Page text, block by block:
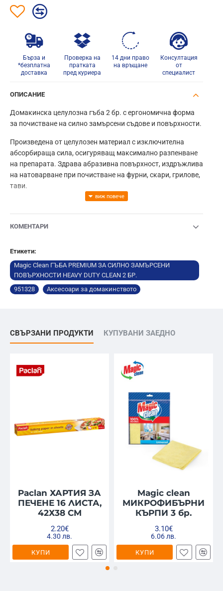
Бърза и
*безплатна
доставка
Проверка на
пратката
пред куриера
14 дни право
на връщане
Консултация
от
специалист
ОПИСАНИЕ
Домакинска целулозна гъба 2 бр. с ергономична форма
за почистване на силно замърсени съдове и повърхности.
Произведена от целулозен материал с изключителна
абсорбираща сила, осигуряващ максимално разпенване
на препарата. Здрава абразивна повърхност, издръжлива
на натоварване при почистване на фурни, скари, грилове,
тави.
КОМЕНТАРИ
Етикети:
Magic Clean ГЪБА PREMIUM ЗА СИЛНО ЗАМЪРСЕНИ
ПОВЪРХНОСТИ HEAVY DUTY CLEAN 2 БР.
951328
Аксесоари за домакинството
СВЪРЗАНИ ПРОДУКТИ КУПУВАНИ ЗАЕДНО
Paclan ХАРТИЯ ЗА
ПЕЧЕНЕ 16 ЛИСТА,
42Х38 CM
2.20€
4.30 лв.
КУПИ
Magic clean
МИКРОФИБЪРНИ
КЪРПИ 3 бр.
3.10€
6.06 лв.
КУПИ